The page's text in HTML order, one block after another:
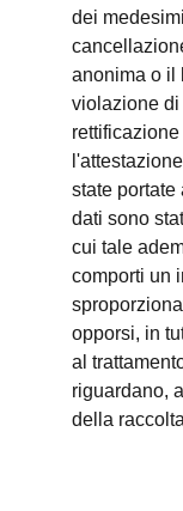
dei
anonima o il
violazione di
state portate
dati sono
cui tale
comporti un
opporsi, in
al
riguardano,
della